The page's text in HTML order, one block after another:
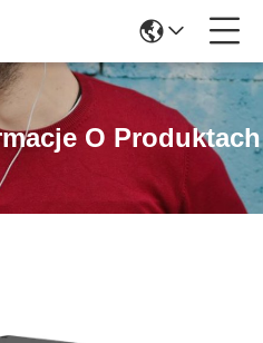
O Produktach